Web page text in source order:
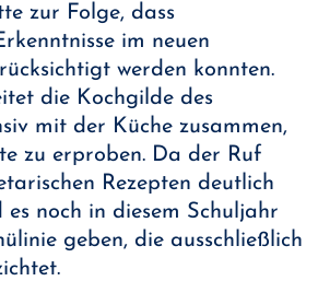
zur Folge, dass
im neuen
werden konnten.
die Kochgilde des
mit der Küche zusammen,
zu erproben. Da der Ruf
Rezepten deutlich
noch in diesem Schuljahr
geben, die ausschließlich